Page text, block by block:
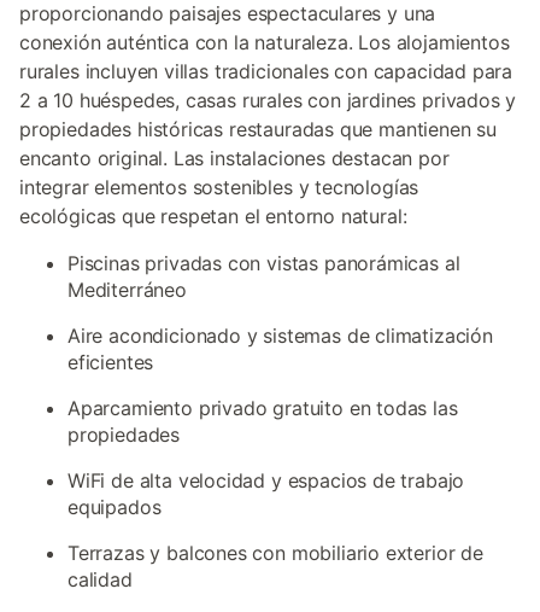
proporcionando paisajes espectaculares y una
conexión auténtica con la naturaleza. Los alojamientos
rurales incluyen villas tradicionales con capacidad para
2 a 10 huéspedes, casas rurales con jardines privados y
propiedades históricas restauradas que mantienen su
encanto original. Las instalaciones destacan por
integrar elementos sostenibles y tecnologías
ecológicas que respetan el entorno natural:
Piscinas privadas con vistas panorámicas al
Mediterráneo
Aire acondicionado y sistemas de climatización
eficientes
Aparcamiento privado gratuito en todas las
propiedades
WiFi de alta velocidad y espacios de trabajo
equipados
Terrazas y balcones con mobiliario exterior de
calidad